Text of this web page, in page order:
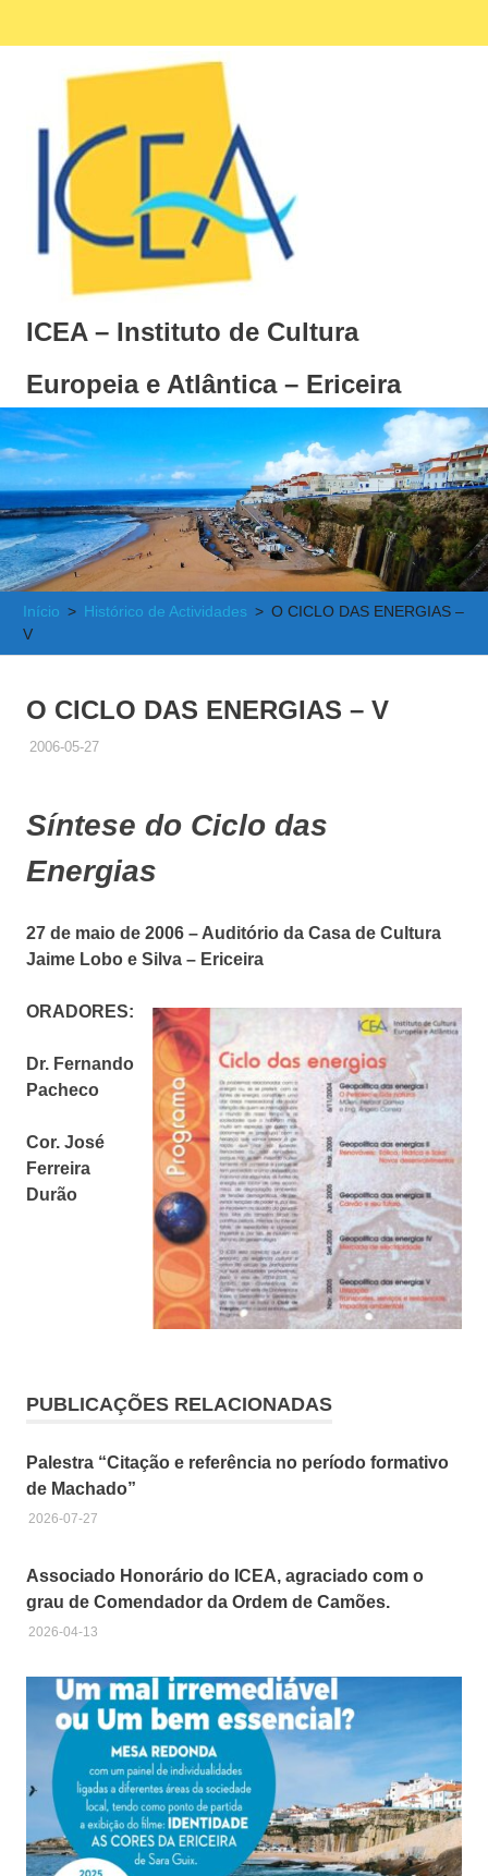
ICEA – Instituto de Cultura
Europeia e Atlântica – Ericeira
Instituto
de
Cultura
Europeia
e
Atlântica
Início Histórico de Actividades
O CICLO DAS ENERGIAS –
V
O CICLO DAS ENERGIAS – V
2006-05-27ADMINISTRADOR
HISTÓRICO DE ACTIVIDADES
Síntese do Ciclo das
Energias
27 de maio de 2006 – Auditório da Casa de Cultura
Jaime Lobo e Silva – Ericeira
ORADORES:
Dr. Fernando
Pacheco
Cor. José
Ferreira
Durão
PUBLICAÇÕES RELACIONADAS
Palestra “Citação e referência no período formativo
de Machado”
2026-07-27
Associado Honorário do ICEA, agraciado com o
grau de Comendador da Ordem de Camões.
2026-04-13